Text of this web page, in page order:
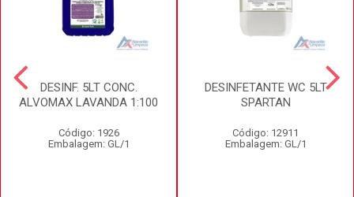
DESINF. 5LT CONC.
ALVOMAX LAVANDA 1:100
Código: 1926
Embalagem: GL/1
DESINFETANTE WC 5LT
SPARTAN
Código: 12911
Embalagem: GL/1